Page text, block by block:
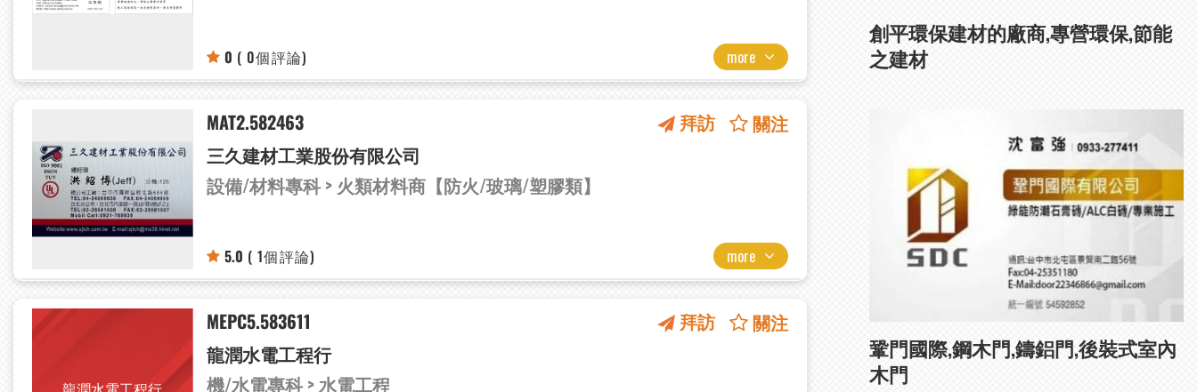
0 ( 0個評論) more
MAT2.582463 拜訪
關注
三久建材工業股份有限公司
設備/材料專科 > 火類材料商【防火/玻璃/塑膠類】
5.0 ( 1個評論) more
MEPC5.583611 拜訪
關注
龍潤水電工程行
機/水電專科 > 水電工程
創平環保建材的廠商,專營環保,節能
之建材
鞏門國際,鋼木門,鑄鋁門,後裝式室內
木門